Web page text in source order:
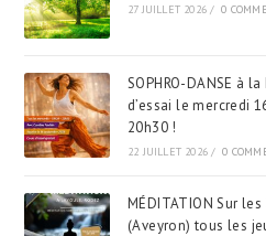
27 JUILLET 2026 / 0
SOPHRO-DANSE à
d’essai le mercredi
20h30 !
22 JUILLET 2026 / 0
MÉDITATION Sur
(Aveyron) tous les